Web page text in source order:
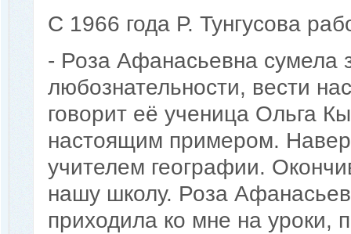
С 1966 года Р. Тунгусова
- Роза Афанасьевна сумела
любознательности, вести
говорит её ученица Ольга
настоящим примером.
учителем географии.
нашу школу. Роза
приходила ко мне на уроки,